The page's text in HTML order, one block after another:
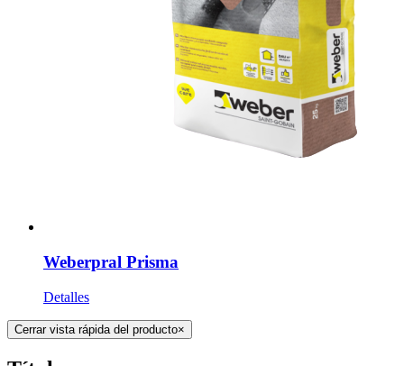
Weberpral Prisma
Detalles
Cerrar vista rápida del producto×